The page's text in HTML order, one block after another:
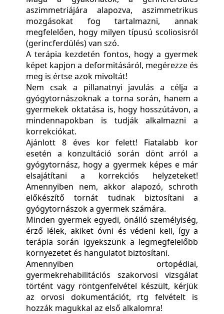
aszimmetriájára alapozva, aszimmetrikus
mozgásokat fog tartalmazni, annak
megfelelően, hogy milyen típusú scoliosisról
(gerincferdülés) van szó.
A terápia kezdetén fontos, hogy a gyermek
képet kapjon a deformitásáról, megérezze és
meg is értse azok mivoltát!
Nem csak a pillanatnyi javulás a célja a
gyógytornászoknak a torna során, hanem a
gyermekek oktatása is, hogy hosszútávon, a
mindennapokban is tudják alkalmazni a
korrekciókat.
Ajánlott 8 éves kor felett! Fiatalabb kor
esetén a konzultáció során dönt arról a
gyógytornász, hogy a gyermek képes e már
elsajátítani a korrekciós helyzeteket!
Amennyiben nem, akkor alapozó, schroth
előkészítő tornát tudnak biztosítani a
gyógytornászok a gyermek számára.
Minden gyermek egyedi, önálló személyiség,
érző lélek, akiket óvni és védeni kell, így a
terápia során igyekszünk a legmegfelelőbb
környezetet és hangulatot biztosítani.
Amennyiben ortopédiai,
gyermekrehabilitációs szakorvosi vizsgálat
történt vagy röntgenfelvétel készült, kérjük
az orvosi dokumentációt, rtg felvételt is
hozzák magukkal az első alkalomra!